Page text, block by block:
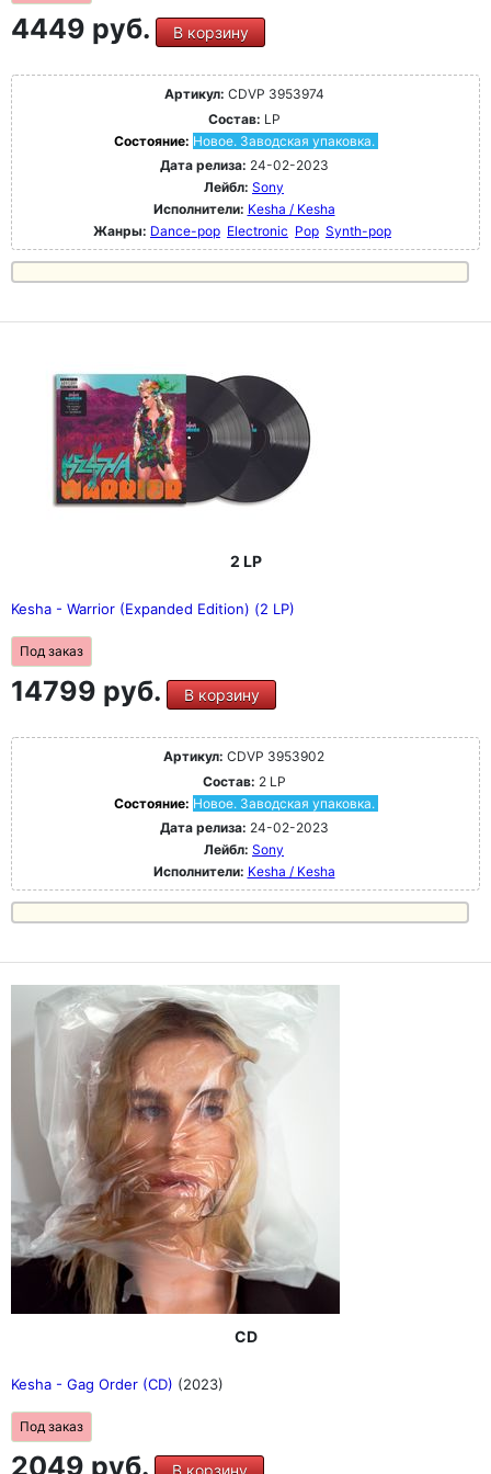
4449 руб. В корзину
Артикул: CDVP 3953974
Состав: LP
Состояние: Новое. Заводская упаковка.
Дата релиза: 24-02-2023
Лейбл: Sony
Исполнители: Kesha / Kesha
Жанры: Dance-pop Electronic Pop Synth-pop
2 LP
Kesha - Warrior (Expanded Edition) (2 LP)
Под заказ
14799 руб. В корзину
Артикул: CDVP 3953902
Состав: 2 LP
Состояние: Новое. Заводская упаковка.
Дата релиза: 24-02-2023
Лейбл: Sony
Исполнители: Kesha / Kesha
CD
Kesha - Gag Order (CD) (2023)
Под заказ
2049 руб. В корзину